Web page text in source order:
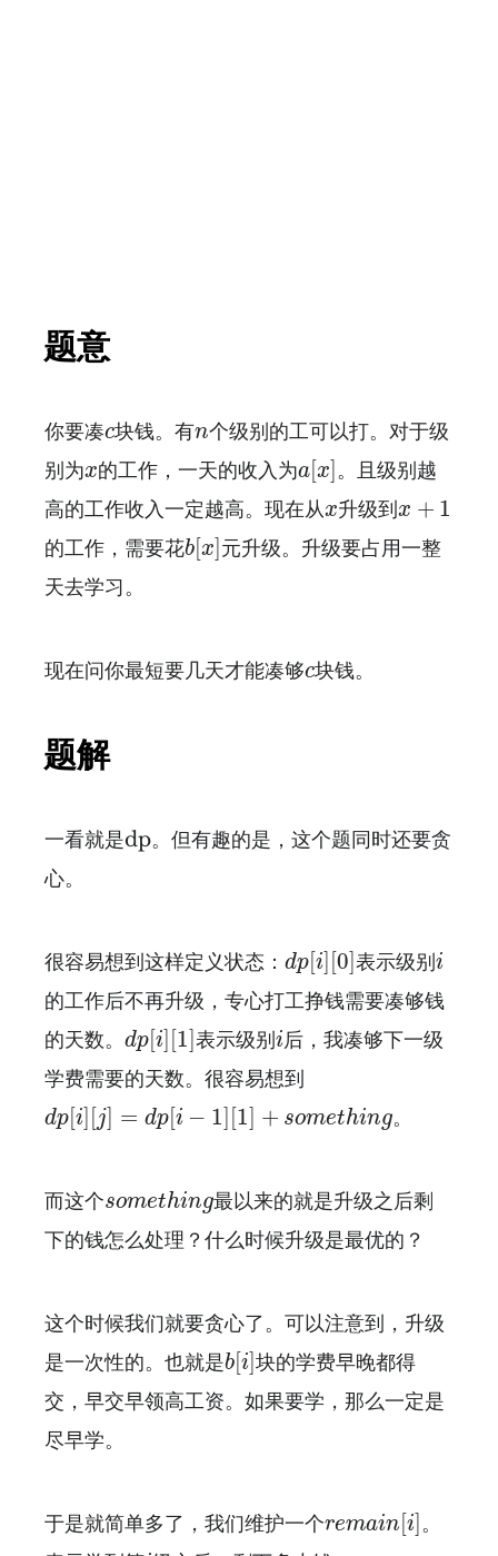
题意
你要凑c
c块钱。有n
n个级别的工可以打。对于级
别为x
x的工作，一天的收入为a[x]
a[x]。且级别越
高的工作收入一定越高。现在从x
x升级到 x + 1
x +1
的工作，需要花b[x]
b[x]
元升级。升级要占用一整
天去学习。
现在问你最短要几天才能凑够c
c块钱。
题解
一看就是dp。但有趣的是，这个题同时还要贪
心。
很容易想到这样定义状态： dp[i] [0]
dp[i][0]
表示级别i
i
的工作后不再升级，专心打工挣钱需要凑够钱
的天数。 dp[i] [1]
dp[i][1]
表示级别i
i后，我凑够下一级
学费需要的天数。很容易想到
dp[i] [j] = dp[i − 1] [1] + something
dp[i][ dp[ 1][1]+ s o methin g。
而这个something
something
最以来的就是升级之后剩
下的钱怎么处理？什么时候升级是最优的？
这个时候我们就要贪心了。可以注意到，升级
是一次性的。也就是b[i]
b[i]
块的学费早晚都得
交，早交早领高工资。如果要学，那么一定是
尽早学。
于是就简单多了，我们维护一个remain [i]
remain[。